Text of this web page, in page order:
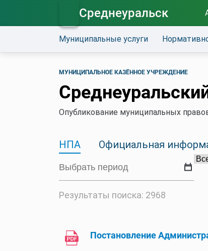
Среднеуральск
Муниципальные услуги
МУНИЦИПАЛЬНОЕ КАЗЁННОЕ УЧРЕЖДЕНИЕ
Опубликование муниципальных
НПА Официальная
Результаты поиска: 2968
Постановление